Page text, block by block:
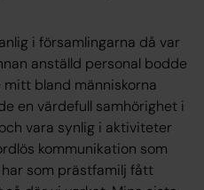
i församlingarna då var
anställd personal bodde
mitt bland människorna
en värdefull samhörighet i
vara synlig i aktiviteter
kommunikation som
som prästfamilj fått